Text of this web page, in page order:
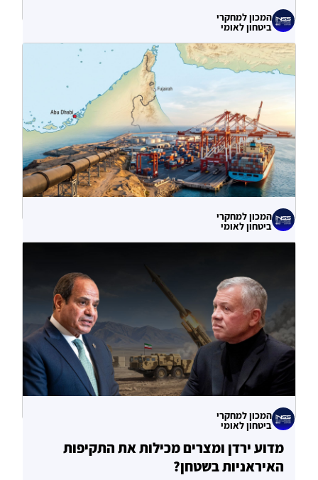
המכון למחקרי
ביטחון לאומי
לא רק הנזק המיידי: מה מלמדות תקיפות
הסייבר נגד תשתיות המים בארצות הברית?
המכון למחקרי
ביטחון לאומי
עוקף הורמוז? ההימור האסטרטגי הבעייתי
04.08.2026
המכון למחקרי
ביטחון לאומי
מדוע ירדן ומצרים מכילות את התקיפות
האיראניות בשטחן?